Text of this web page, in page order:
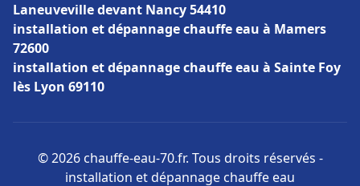
Laneuveville devant Nancy 54410
installation et dépannage chauffe eau à Mamers
72600
installation et dépannage chauffe eau à Sainte Foy
lès Lyon 69110
© 2026 chauffe-eau-70.fr. Tous droits réservés -
installation et dépannage chauffe eau